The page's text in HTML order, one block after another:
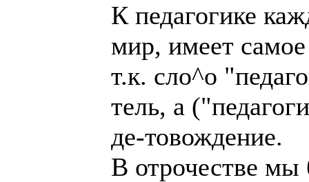
К педагогике
мир, имеет
т.к. сло^о
тель, а
де-товождение.
В отрочестве